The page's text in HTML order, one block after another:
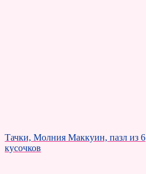
Тачки, Молния Маккуин, пазл из 6
кусочков